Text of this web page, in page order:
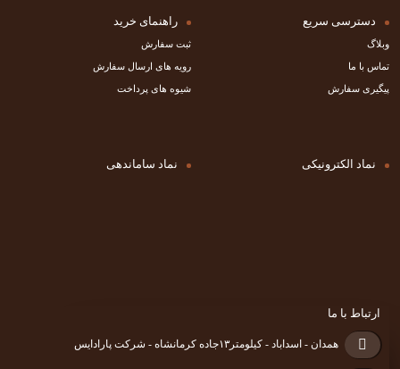
دسترسی سریع
وبلاگ
تماس با ما
پیگیری سفارش
راهنمای خرید
ثبت سفارش
رویه های ارسال سفارش
شیوه های پرداخت
نماد الکترونیکی نماد ساماندهی
ارتباط با ما
همدان - اسداباد - کیلومتر۱۳جاده کرمانشاه - شرکت پارادایس